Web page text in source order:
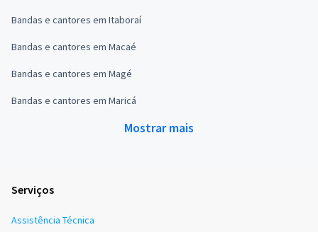
Bandas e cantores em Itaboraí
Bandas e cantores em Macaé
Bandas e cantores em Magé
Bandas e cantores em Maricá
Mostrar mais
Serviços
Assistência Técnica